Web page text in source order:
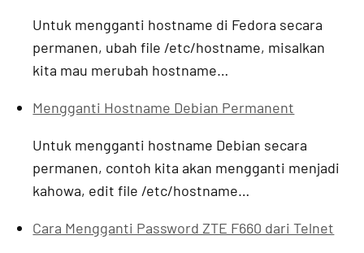
Untuk mengganti hostname di Fedora secara
permanen, ubah file /etc/hostname, misalkan
kita mau merubah hostname…
Mengganti Hostname Debian Permanent
Untuk mengganti hostname Debian secara
permanen, contoh kita akan mengganti menjadi
kahowa, edit file /etc/hostname…
Cara Mengganti Password ZTE F660 dari Telnet